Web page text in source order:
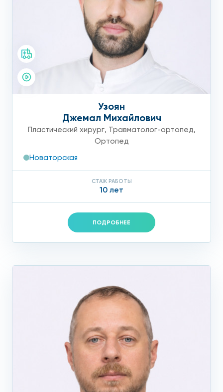
Узоян
Джемал Михайлович
Пластический хирург, Травматолог-ортопед,
Ортопед
Новаторская
СТАЖ РАБОТЫ
10 лет
ПОДРОБНЕЕ